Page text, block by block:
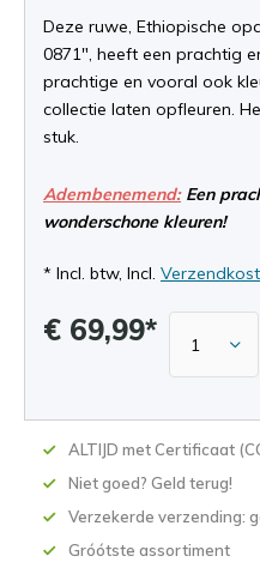
Deze ruwe, Ethiopische
0871", heeft een prachtig
prachtige en vooral ook
collectie laten opfleuren.
stuk.
Adembenemend:Een
wonderschone kleuren!
* Incl. btw, Incl.
€ 69,99*
ALTIJD met Certificaat
Niet goed? Geld terug!
Verzekerde verzending:
Gróótste assortiment